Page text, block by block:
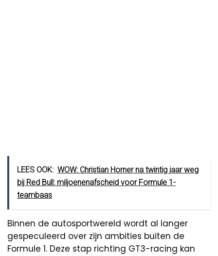
LEES OOK: WOW: Christian Horner na twintig jaar weg
bij Red Bull: miljoenenafscheid voor Formule 1-
teambaas
Binnen de autosportwereld wordt al langer
gespeculeerd over zijn ambities buiten de
Formule 1. Deze stap richting GT3-racing kan